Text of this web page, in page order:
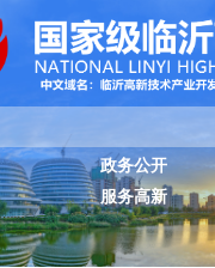
政务公开
服务高新